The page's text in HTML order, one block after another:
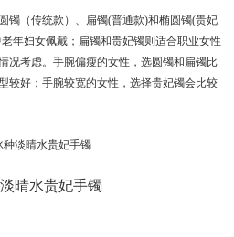
镯（传统款）、扁镯(普通款)和椭圆镯(贵妃
年妇女佩戴；扁镯和贵妃镯则适合职业女性
况考虑。手腕偏瘦的女性，选圆镯和扁镯比
较好；手腕较宽的女性，选择贵妃镯会比较
晴水贵妃手镯